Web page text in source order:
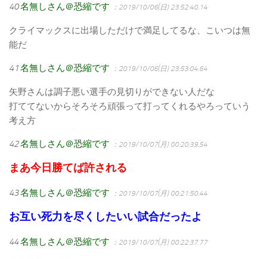
40名無しさん＠恐縮です ：2019/10/06(日) 23:52:40.14
クライマックスに出場しただけで満足してるな、こいつは無
能だ
41名無しさん＠恐縮です ：2019/10/06(日) 23:53:04.64
矢野さんは調子悪い選手の見切りができない人だな
打ててないからそろそろ頑張って打ってくれるやろっていう
考え方
42名無しさん＠恐縮です ：2019/10/07(月) 00:20:39.54
まあ今日勝てば許される
43名無しさん＠恐縮です ：2019/10/07(月) 00:21:50.44
お互い死力を尽くしたいい試合だったよ
44名無しさん＠恐縮です ：2019/10/07(月) 00:22:37.77